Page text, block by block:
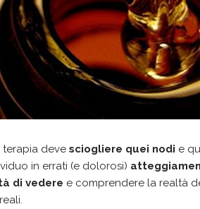
terapia deve sciogliere quei nodi e
in errati (e dolorosi)
di vedere e comprendere la realtà